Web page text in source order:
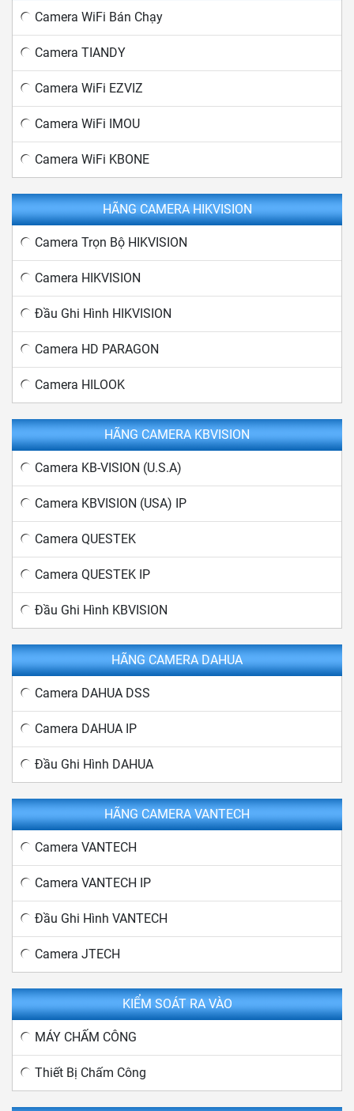
Camera WiFi Bán Chạy
Camera TIANDY
Camera WiFi EZVIZ
Camera WiFi IMOU
Camera WiFi KBONE
HÃNG CAMERA HIKVISION
Camera Trọn Bộ HIKVISION
Camera HIKVISION
Đầu Ghi Hình HIKVISION
Camera HD PARAGON
Camera HILOOK
HÃNG CAMERA KBVISION
Camera KB-VISION (U.S.A)
Camera KBVISION (USA) IP
Camera QUESTEK
Camera QUESTEK IP
Đầu Ghi Hình KBVISION
HÃNG CAMERA DAHUA
Camera DAHUA DSS
Camera DAHUA IP
Đầu Ghi Hình DAHUA
HÃNG CAMERA VANTECH
Camera VANTECH
Camera VANTECH IP
Đầu Ghi Hình VANTECH
Camera JTECH
KIỂM SOÁT RA VÀO
MÁY CHẤM CÔNG
Thiết Bị Chấm Công